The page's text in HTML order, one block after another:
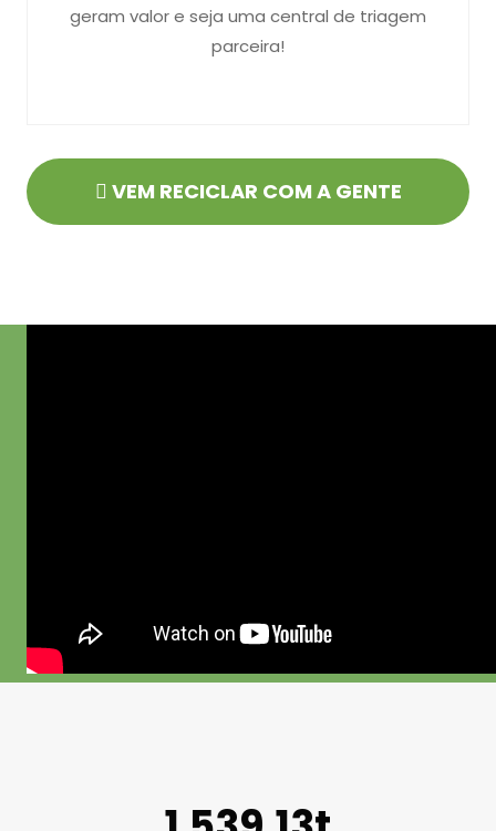
geram valor e seja uma central de triagem
parceira!
VEM RECICLAR COM A GENTE